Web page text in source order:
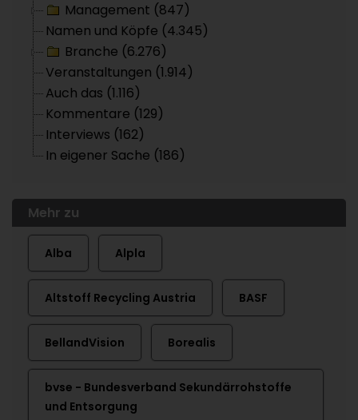
Management (847)
Namen und Köpfe (4.345)
Branche (6.276)
Veranstaltungen (1.914)
Auch das (1.116)
Kommentare (129)
Interviews (162)
In eigener Sache (186)
Mehr zu
Alba Alpla
Altstoff Recycling Austria BASF
BellandVision Borealis
bvse - Bundesverband Sekundärrohstoffe
und Entsorgung